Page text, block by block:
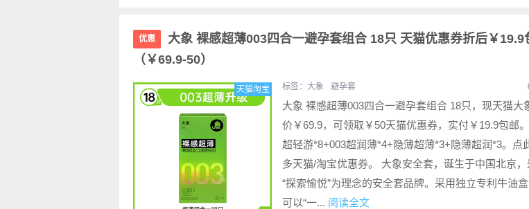
优惠
大象 裸感超薄003四合一避孕套组合 18只 天猫优惠券折后￥19.9
（￥69.9-50）
天猫淘宝 标签： 大象 避孕套
大象 裸感超薄003四合一避孕套组合 18只，现天猫大
价￥69.9，可领取￥50天猫优惠券，实付￥19.9包邮
超轻游*8+003超润薄*4+隐薄超薄*3+隐薄超润*3。点
多天猫/淘宝优惠券。 大象安全套，诞生于中国北京，
“探索愉悦”为理念的安全套品牌。采用独立专利牛油盒
可以“一... 阅读全文